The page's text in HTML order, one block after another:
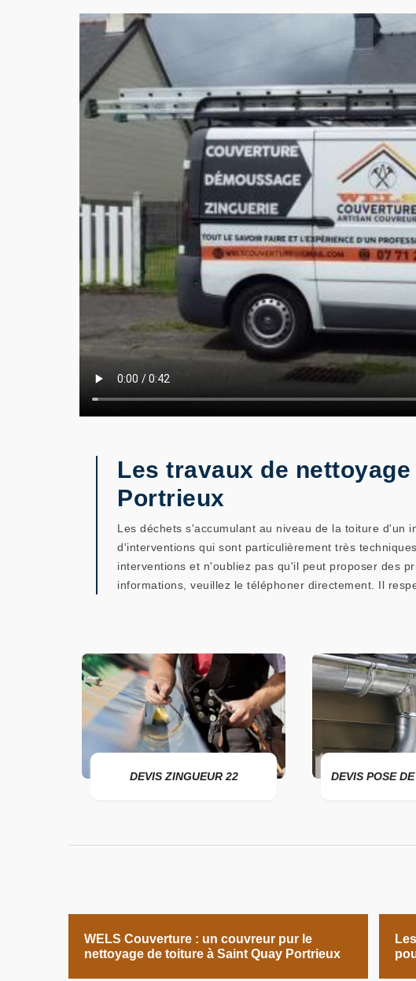
Les travaux de
Portrieux
Les déchets s'accumulant au niveau de la toiture d'un
d'interventions qui sont particulièrement très
interventions et n'oubliez pas qu'il peut proposer des
informations, veuillez le téléphoner directement. Il
DEVIS ZINGUEUR 22 DEVIS POSE DE
WELS Couverture : un couvreur pur le
nettoyage de toiture à Saint Quay Portrieux